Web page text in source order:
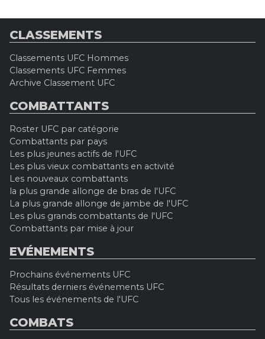
CLASSEMENTS
Classements UFC Hommes
Classements UFC Femmes
Archive Classement UFC
COMBATTANTS
Roster UFC par catégorie
Combattants par pays
Les plus jeunes actifs de l'UFC
Les plus vieux combattants en activité
Les nouveaux combattants
la plus grande allonge de bras de l'UFC
La plus grande allonge de jambe de l'UFC
Les plus grands combattants de l'UFC
Combattants par mise à jour
EVÉNEMENTS
Prochains événements UFC
Résultats derniers événements UFC
Tous les événements de l'UFC
COMBATS